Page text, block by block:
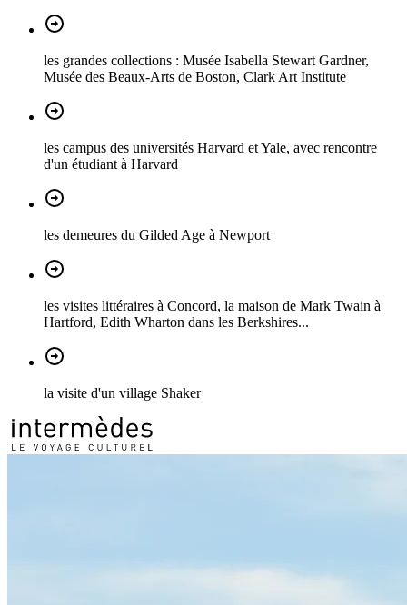
les grandes collections : Musée Isabella Stewart Gardner,
Musée des Beaux-Arts de Boston, Clark Art Institute
les campus des universités Harvard et Yale, avec rencontre
d'un étudiant à Harvard
les demeures du Gilded Age à Newport
les visites littéraires à Concord, la maison de Mark Twain à
Hartford, Edith Wharton dans les Berkshires...
la visite d'un village Shaker